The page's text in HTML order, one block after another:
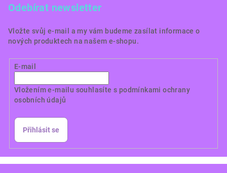
Odebírat newsletter
Vložte svůj e-mail a my vám budeme zasílat informace o
nových produktech na našem e-shopu.
E-mail
Vložením e-mailu souhlasíte s podmínkami ochrany
osobních údajů
Přihlásit se